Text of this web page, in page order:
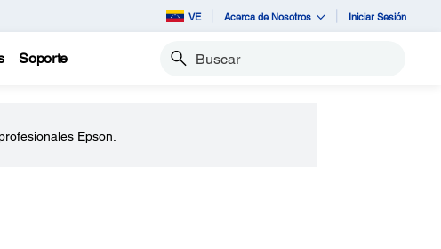
VE Acerca de Nosotros Iniciar Sesión
Soporte Buscar
Epson.